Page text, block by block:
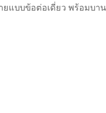
แบบข้อต่อเดี่ยว พร้อมบา